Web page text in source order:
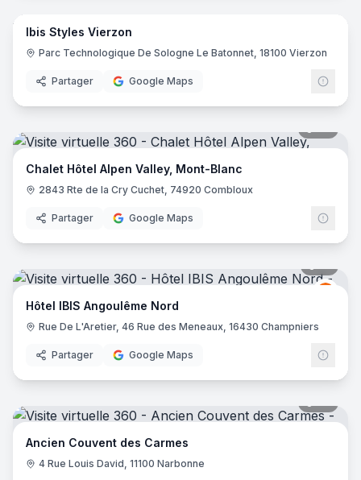
Ibis Styles Vierzon
Parc Technologique De Sologne Le Batonnet, 18100 Vierzon
Partager Google Maps
Chalet Hôtel Alpen Valley, Mont-Blanc
2843 Rte de la Cry Cuchet, 74920 Combloux
Partager Google Maps
Ibis
Hôtel IBIS Angoulême Nord
Rue De L'Aretier, 46 Rue des Meneaux, 16430 Champniers
Partager Google Maps
Ancien Couvent des Carmes
4 Rue Louis David, 11100 Narbonne